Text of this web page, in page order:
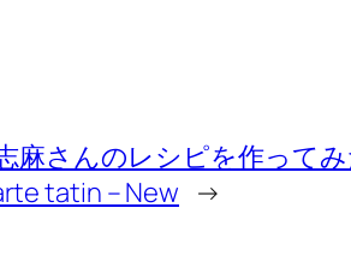
麻さんのレシピを作って
tatin – New →